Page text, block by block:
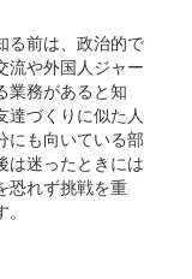
る前は、政治的で
流や外国人ジャー
業務があると知
達づくりに似た人
にも向いている部
は迷ったときには
恐れず挑戦を重